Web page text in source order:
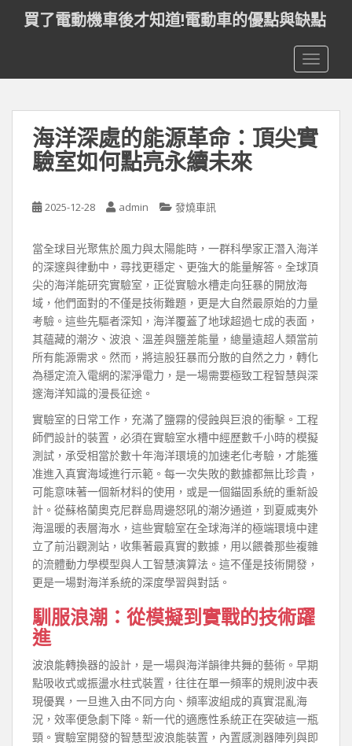
t
買了電動機車後才知道!電動車的優點與缺點
海洋深處的能源革命：頂尖實
驗室如何點亮永續未來
2025-12-28 admin 發燒車訊
當全球目光聚焦於風力與太陽能時，一群科學家正潛入海洋
的深邃與律動中，尋找更穩定、更強大的能量解答。全球頂
尖的海洋能研究實驗室，正從實驗水槽走向狂暴的開放海
域，他們面對的不僅是技術難題，更是大自然最原始的力量
考驗。這些先驅者深知，海洋覆蓋了地球超過七成的表面，
其蘊藏的潮汐、波浪、溫差與鹽差能量，總量遠超人類當前
所有能源需求。然而，將這股狂暴而分散的自然之力，轉化
為穩定流入電網的潔淨電力，是一場需要極致工程智慧與深
邃海洋知識的漫長征途。
實驗室的日常工作，充滿了鹽霧的侵蝕與巨浪的衝擊。工程
師們設計的裝置，必須在實驗室水槽中經歷數千小時的模擬
測試，承受相當於數十年海洋環境的加速老化考驗，才能獲
准進入真實海域進行示範。每一次失敗的數據都無比珍貴，
可能意味著一個新材料的使用，或是一個錨固系統的重新設
計。從蘇格蘭奧克尼群島周邊怒吼的潮汐通道，到夏威夷外
海溫暖的表層海水，這些實驗室在全球海洋的極端環境中建
立了前沿觀測站，收集著最真實的數據，用以餵養那些複雜
的流體動力學模型與人工智慧演算法。這不僅是技術開發，
更是一場對海洋系統的深度學習與對話。
馴服浪潮：從模擬到實戰的技術躍
進
波浪能轉換器的設計，是一場與海洋韻律共舞的藝術。早期
點吸收式或振盪水柱式裝置，往往在單一頻率的規則波中表
現優異，一旦進入由不同方向、頻率波組成的真實混亂海
況，效率便急劇下降。新一代的適應性系統正在突破這一瓶
頸。實驗室開發的智慧型波浪能裝置，內置感測器陣列與即